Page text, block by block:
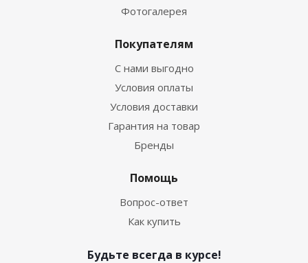
Фотогалерея
Покупателям
С нами выгодно
Условия оплаты
Условия доставки
Гарантия на товар
Бренды
Помощь
Вопрос-ответ
Как купить
Будьте всегда в курсе!